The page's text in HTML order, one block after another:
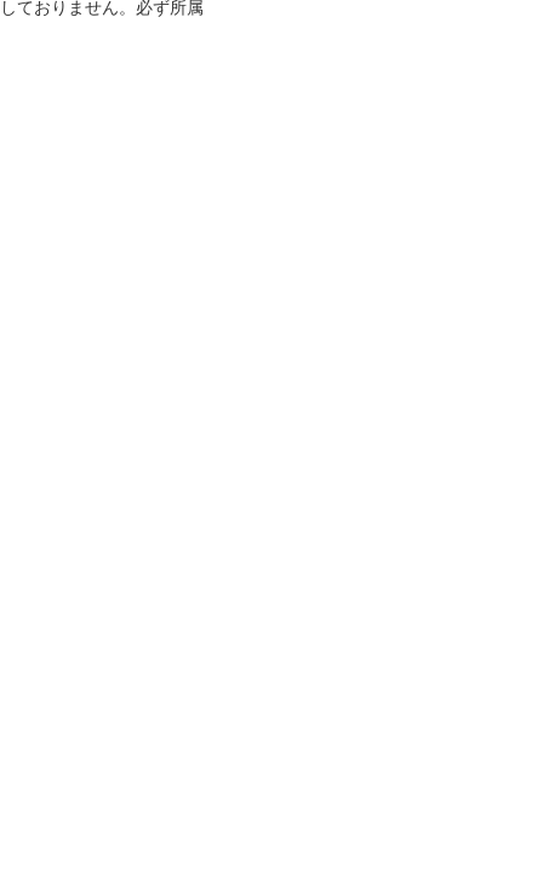
ておりません。必ず所属